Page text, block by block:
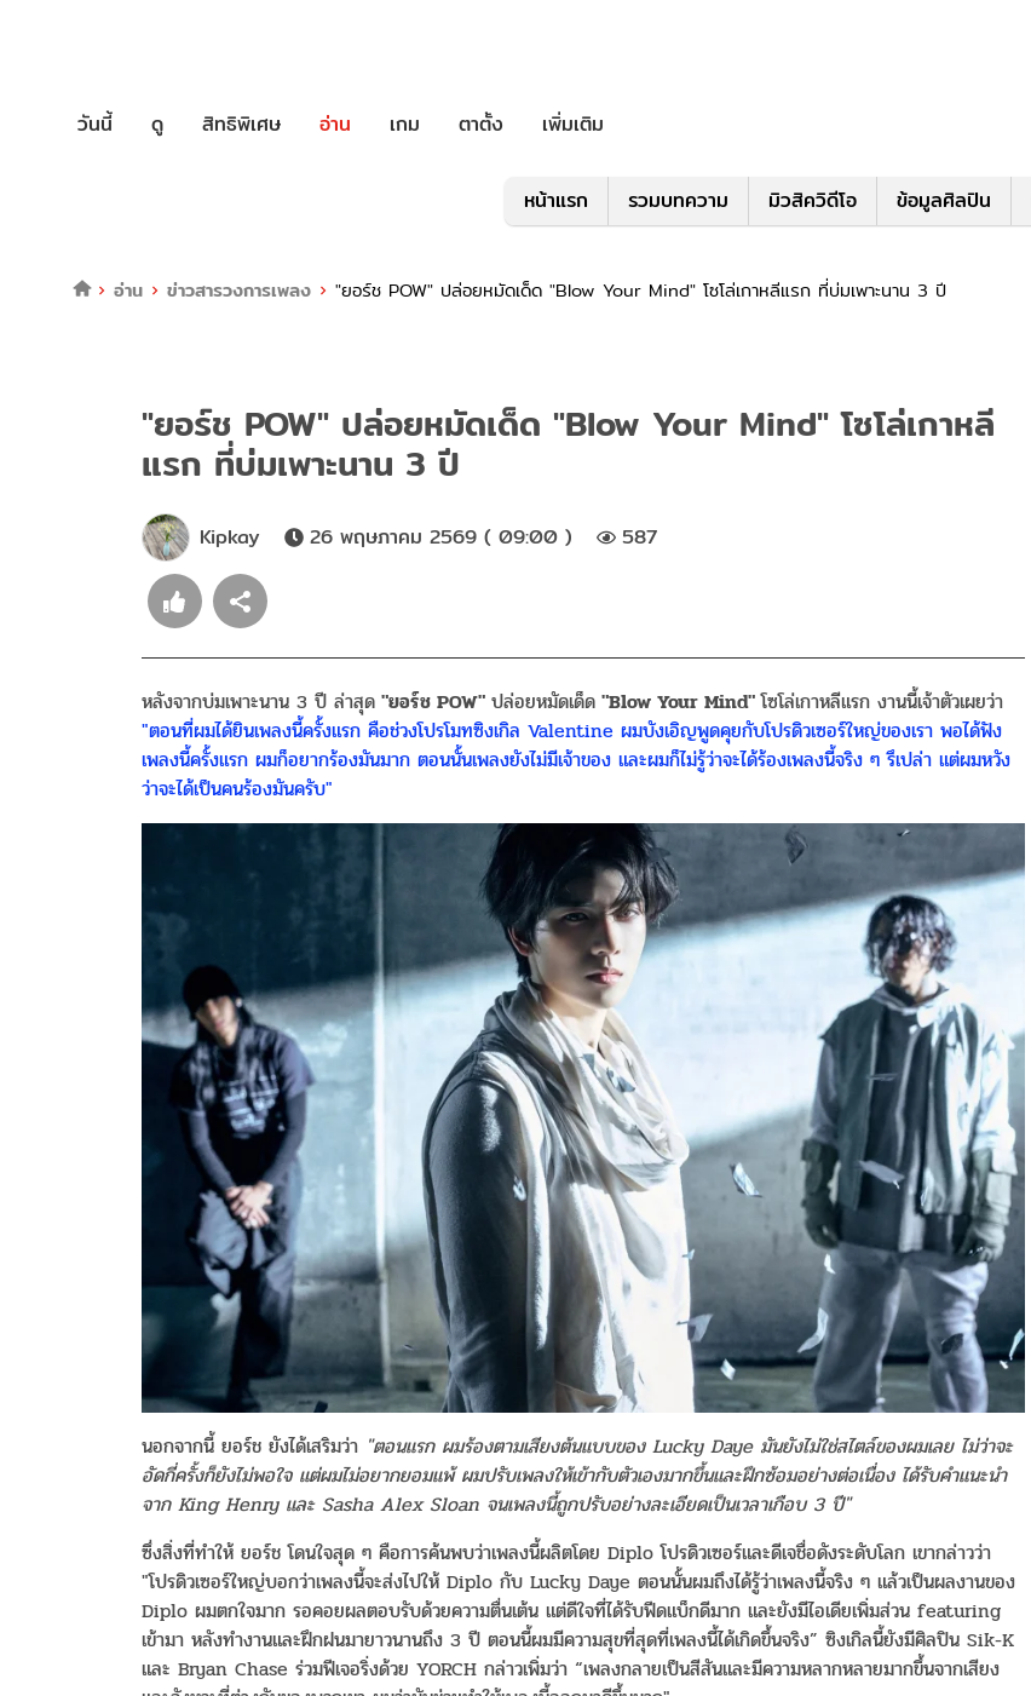
วันนี้ ดู สิทธิพิเศษ อ่าน เกม ตาตั้ง เพิ่มเติม
หน้าแรก รวมบทความ มิวสิควิดีโอ ข้อมูลศิลปิน
อ่าน ข่าวสารวงการเพลง "ยอร์ช POW" ปล่อยหมัดเด็ด "Blow Your Mind" โซโล่เกาหลีแรก ที่บ่มเพาะนาน 3 ปี
"ยอร์ช POW" ปล่อยหมัดเด็ด "Blow Your Mind" โซโล่เกาหลี
แรก ที่บ่มเพาะนาน 3 ปี
Kipkay 26 พฤษภาคม 2569 ( 09:00 ) 587
หลังจากบ่มเพาะนาน 3 ปี ล่าสุด "ยอร์ช POW" ปล่อยหมัดเด็ด "Blow Your Mind"โซโล่เกาหลีแรก งานนี้เจ้าตัวเผยว่า
"ตอนที่ผมได้ยินเพลงนี้ครั้งแรก คือช่วงโปรโมทซิงเกิล Valentine ผมบังเอิญพูดคุยกับโปรดิวเซอร์ใหญ่ของเรา พอได้ฟัง
เพลงนี้ครั้งแรก ผมก็อยากร้องมันมาก ตอนนั้นเพลงยังไม่มีเจ้าของ และผมก็ไม่รู้ว่าจะได้ร้องเพลงนี้จริง ๆ รึเปล่า แต่ผมหวัง
ว่าจะได้เป็นคนร้องมันครับ"
นอกจากนี้ ยอร์ช ยังได้เสริมว่า "ตอนแรก ผมร้องตามเสียงต้นแบบของ Lucky Daye มันยังไม่ใช่สไตล์ของผมเลย ไม่ว่าจะ
อัดกี่ครั้งก็ยังไม่พอใจ แต่ผมไม่อยากยอมแพ้ ผมปรับเพลงให้เข้ากับตัวเองมากขึ้นและฝึกซ้อมอย่างต่อเนื่อง ได้รับคำแนะนำ
จาก King Henry และ Sasha Alex Sloan จนเพลงนี้ถูกปรับอย่างละเอียดเป็นเวลาเกือบ 3 ปี"
ซึ่งสิ่งที่ทำให้ ยอร์ช โดนใจสุด ๆ คือการค้นพบว่าเพลงนี้ผลิตโดย Diplo โปรดิวเซอร์และดีเจชื่อดังระดับโลก เขากล่าวว่า
"โปรดิวเซอร์ใหญ่บอกว่าเพลงนี้จะส่งไปให้ Diplo กับ Lucky Daye ตอนนั้นผมถึงได้รู้ว่าเพลงนี้จริง ๆ แล้วเป็นผลงานของ
Diplo ผมตกใจมาก รอคอยผลตอบรับด้วยความตื่นเต้น แต่ดีใจที่ได้รับฟีดแบ็กดีมาก และยังมีไอเดียเพิ่มส่วน featuring
เข้ามา หลังทำงานและฝึกฝนมายาวนานถึง 3 ปี ตอนนี้ผมมีความสุขที่สุดที่เพลงนี้ได้เกิดขึ้นจริง” ซิงเกิลนี้ยังมีศิลปิน Sik-K
และ Bryan Chase ร่วมฟีเจอริ่งด้วย YORCH กล่าวเพิ่มว่า “เพลงกลายเป็นสีสันและมีความหลากหลายมากขึ้นจากเสียง